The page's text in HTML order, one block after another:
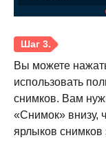
Вы можете
использовать
снимков. Вам
«Снимок» внизу,
ярлыков снимков